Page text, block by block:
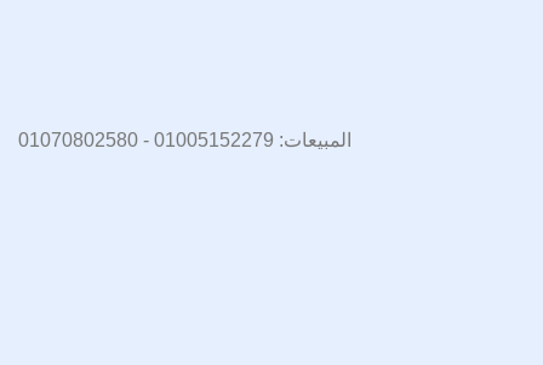
المبيعات: 01005152279 - 01070802580